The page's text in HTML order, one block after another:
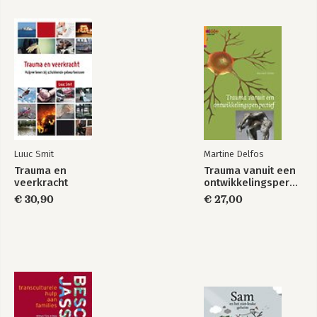
Luuc Smit
Trauma en
veerkracht
€ 30,90
Martine Delfos
Trauma vanuit een
ontwikkelingsperspectief
€ 27,00